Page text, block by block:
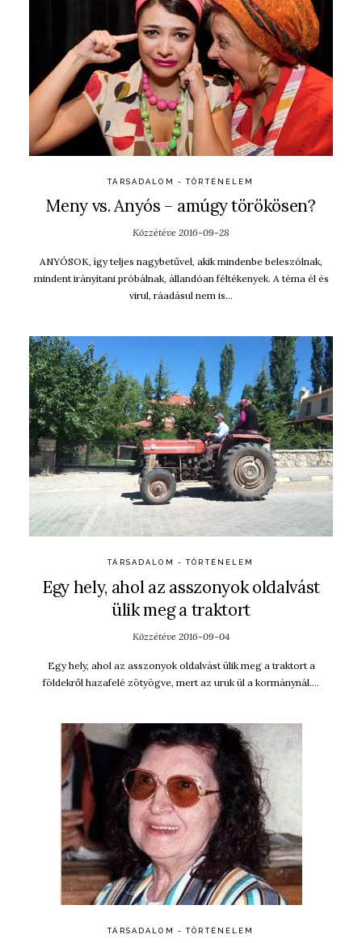
TÁRSADALOM - TÖRTÉNELEM
Meny vs. Anyós – amúgy törökösen?
Közzétéve 2016-09-28
ANYÓSOK, így teljes nagybetűvel, akik mindenbe beleszólnak,
mindent irányítani próbálnak, állandóan féltékenyek. A téma él és
virul, ráadásul nem is…
TÁRSADALOM - TÖRTÉNELEM
Egy hely, ahol az asszonyok oldalvást
ülik meg a traktort
Közzétéve 2016-09-04
Egy hely, ahol az asszonyok oldalvást ülik meg a traktort a
földekről hazafelé zötyögve, mert az uruk ül a kormánynál….
TÁRSADALOM - TÖRTÉNELEM